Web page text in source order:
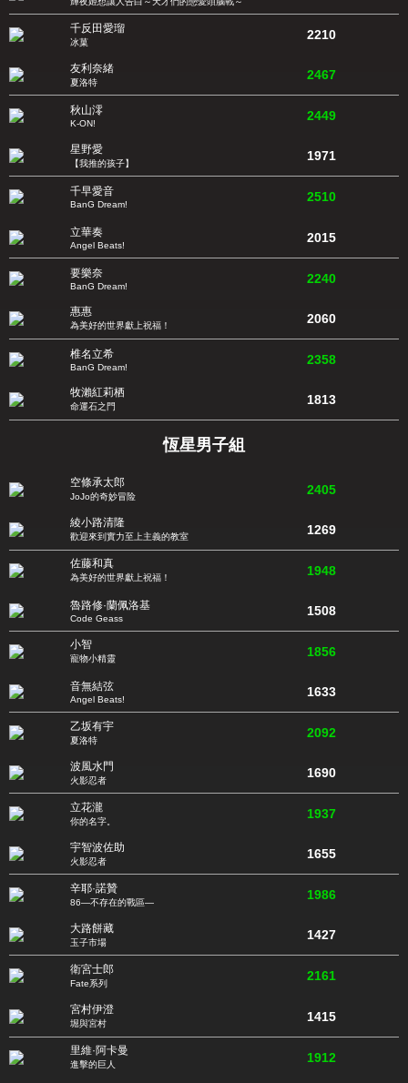
千反田愛瑠
冰菓 2210
友利奈緒
夏洛特 2467
秋山澪
K-ON!
2449
星野愛
【我推的孩子】 1971
千早愛音
BanG Dream!
2510
立華奏
Angel Beats!
2015
要樂奈
BanG Dream!
2240
惠惠
為美好的世界獻上祝福！ 2060
椎名立希
BanG Dream!
2358
牧瀨紅莉栖
命運石之門 1813
恆星男子組
空條承太郎
JoJo的奇妙冒险 2405
綾小路清隆
歡迎來到實力至上主義的教室 1269
佐藤和真
為美好的世界獻上祝福！ 1948
魯路修·蘭佩洛基
Code Geass
1508
小智
寵物小精靈 1856
音無結弦
Angel Beats!
1633
乙坂有宇
夏洛特 2092
波風水門
火影忍者 1690
立花瀧
你的名字。 1937
宇智波佐助
火影忍者 1655
辛耶·諾贊
86—不存在的戰區— 1986
大路餅藏
玉子市場 1427
衛宮士郎
Fate系列 2161
宮村伊澄
堀與宮村 1415
里維·阿卡曼
進擊的巨人 1912